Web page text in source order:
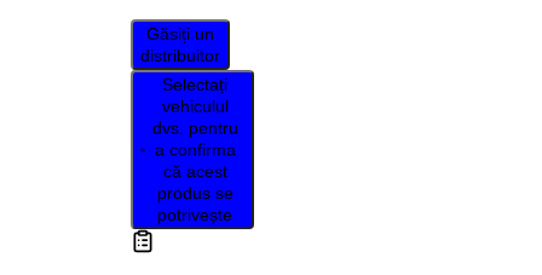
Găsiți un
distribuitor
Selectați
vehiculul
dvs. pentru
a confirma
că acest
produs se
potrivește